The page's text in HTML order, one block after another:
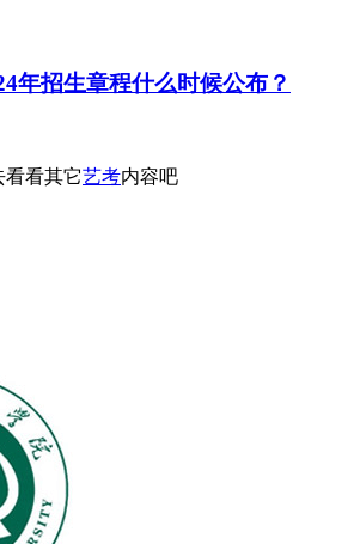
年招生章程什么时候公布？
看其它艺考内容吧